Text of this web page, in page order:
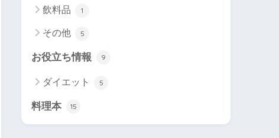
飲料品 1
その他 5
お役立ち情報 9
ダイエット 5
料理本 15